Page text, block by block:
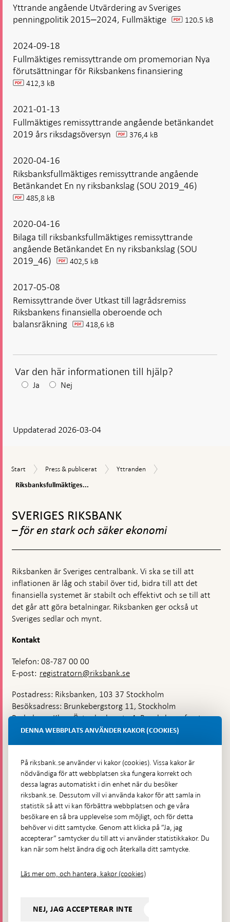
Yttrande angående Utvärdering av Sveriges
penningpolitik 2015‒2024, Fullmäktige pdf 120.5 kB
2024-09-18
Fullmäktiges remissyttrande om promemorian Nya
förutsättningar för Riksbankens finansiering
pdf 412,3 kB
2021-01-13
Fullmäktiges remissyttrande angående betänkandet
2019 års riksdagsöversyn pdf 376,4 kB
2020-04-16
Riksbanksfullmäktiges remissyttrande angående
Betänkandet En ny riksbankslag (SOU 2019_46)
pdf 485,8 kB
2020-04-16
Bilaga till riksbanksfullmäktiges remissyttrande
angående Betänkandet En ny riksbankslag (SOU
2019_46) pdf 402,5 kB
2017-05-08
Remissyttrande över Utkast till lagrådsremiss
Riksbankens finansiella oberoende och
balansräkning pdf 418,6 kB
Var den här informationen till hjälp?
Efter
visas
Ja Nej
Uppdaterad 2026-03-04
Start
Start
Press
publicerat
Press & publicerat Yttranden
Yttranden
Riksbanksfullmäktiges...
toppnavigation
SVERIGES RIKSBANK
– för en stark och säker ekonomi
Riksbanken är Sveriges centralbank. Vi ska se till att
inflationen är låg och stabil över tid, bidra till att det
finansiella systemet är stabilt och effektivt och se till att
det går att göra betalningar. Riksbanken ger också ut
Sveriges sedlar och mynt.
Kontakt
Telefon: 08-787 00 00
E-post: registratorn@riksbank.se
Postadress: Riksbanken, 103 37 Stockholm
Besöksadress: Brunkebergstorg 11, Stockholm
Budadress: Klara Östra kyrkogata 4, Brunkebergsfaret,
Lastplats 6
Hitta direkt
Frågor och svar-
Öppnas
i
ny
flik
Till Riksbankens webbarkiv-
Öppnas
i
ny
Presskontakt
Integritetspolicy
DENNA WEBBPLATS ANVÄNDER KAKOR (COOKIES)
På riksbank.se använder vi kakor (cookies). Vissa kakor är
nödvändiga för att webbplatsen ska fungera korrekt och
dessa lagras automatiskt i din enhet när du besöker
riksbank.se. Dessutom vill vi använda kakor för att samla in
statistik så att vi kan förbättra webbplatsen och ge våra
besökare en så bra upplevelse som möjligt, och för detta
behöver vi ditt samtycke. Genom att klicka på ”Ja, jag
accepterar” samtycker du till att vi använder statistikkakor. Du
kan när som helst ändra dig och återkalla ditt samtycke.
Läs mer om, och hantera, kakor (cookies)
NEJ, JAG ACCEPTERAR INTE